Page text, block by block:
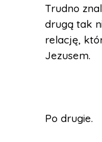
Trudno
drugą tak
relację,
Jezusem.
Po drugie.